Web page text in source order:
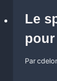
Le
Par